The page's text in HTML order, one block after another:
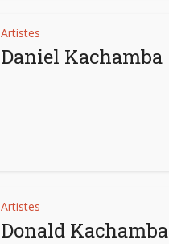
Artistes
Daniel Kachamba
Artistes
Donald Kachamba